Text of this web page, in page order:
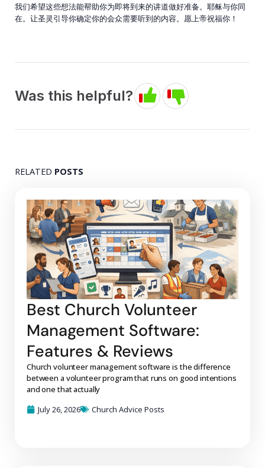
我们希望这些想法能帮助你为即将到来的讲道做好准备。耶稣与你同
在。让圣灵引导你确定你的会众需要听到的内容。愿上帝祝福你！
Was this helpful?
RELATED POSTS
Best Church Volunteer
Management Software:
Features & Reviews
Church volunteer management software is the difference
between a volunteer program that runs on good intentions
and one that actually
July 26, 2026
Church Advice Posts